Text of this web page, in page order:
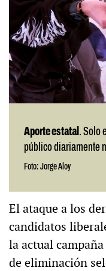
Aporte estatal . Solo
público diariamente
Foto: Jorge Aloy
El ataque a los
candidatos
la actual
de eliminación